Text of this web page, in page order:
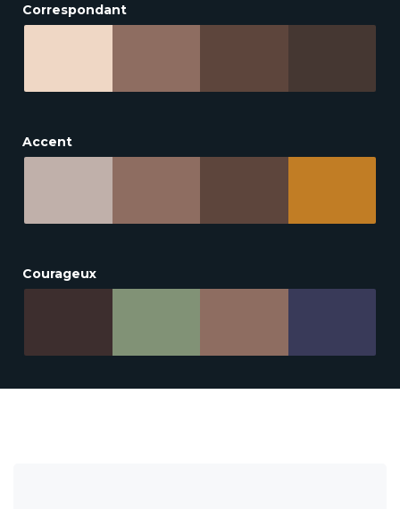
Correspondant
Accent
Courageux